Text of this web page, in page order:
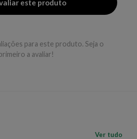
em até 80% e aumento de brilho
este produto
para este produto. Seja o
a avaliar!
Ver tudo